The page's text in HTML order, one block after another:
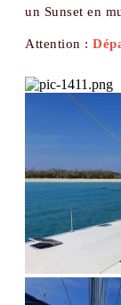
un Sunset en
Attention :